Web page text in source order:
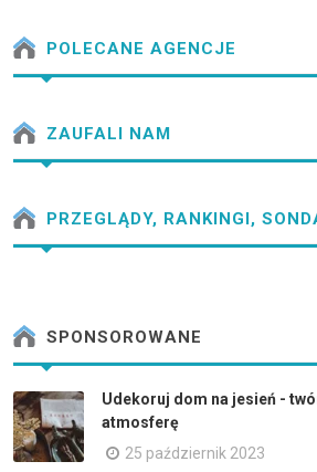
POLECANE AGENCJE
ZAUFALI NAM
PRZEGLĄDY, RANKINGI,
SPONSOROWANE
Udekoruj dom na jesień -
atmosferę
25 październik 2023